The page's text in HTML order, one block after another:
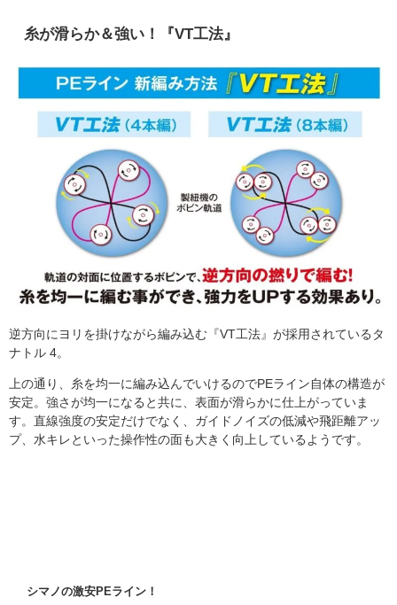
糸が滑らか＆強い！『VT工法』
逆方向にヨリを掛けながら編み込む『VT工法』が採用されているタ
ナトル 4。
上の通り、糸を均一に編み込んでいけるのでPEライン自体の構造が
安定。強さが均一になると共に、表面が滑らかに仕上がっていま
す。直線強度の安定だけでなく、ガイドノイズの低減や飛距離アッ
プ、水キレといった操作性の面も大きく向上しているようです。
シマノの激安PEライン！